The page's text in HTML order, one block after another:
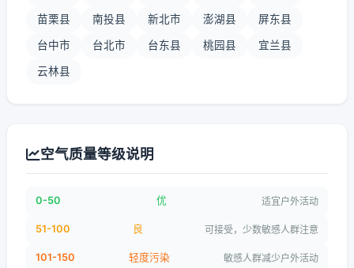
苗栗县 南投县 新北市 澎湖县 屏东县
台中市 台北市 台东县 桃园县 宜兰县
云林县
空气质量等级说明
0-50 优 适宜户外活动
51-100 良 可接受，少数敏感人群注意
101-150 轻度污染 敏感人群减少户外活动